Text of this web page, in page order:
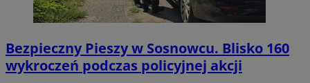
Bezpieczny Pieszy w Sosnowcu. Blisko 160
wykroczeń podczas policyjnej akcji